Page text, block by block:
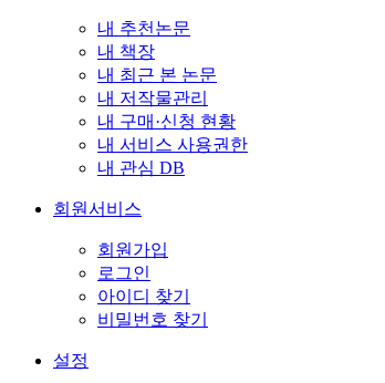
내 추천논문
내 책장
내 최근 본 논문
내 저작물관리
내 구매·신청 현황
내 서비스 사용권한
내 관심 DB
회원서비스
회원가입
로그인
아이디 찾기
비밀번호 찾기
설정